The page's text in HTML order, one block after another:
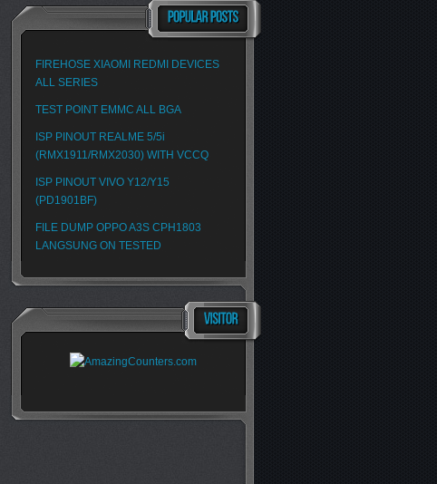
FIREHOSE XIAOMI REDMI DEVICES
ALL SERIES
TEST POINT EMMC ALL BGA
ISP PINOUT REALME 5/5i
(RMX1911/RMX2030) WITH VCCQ
ISP PINOUT VIVO Y12/Y15
(PD1901BF)
FILE DUMP OPPO A3S CPH1803
LANGSUNG ON TESTED